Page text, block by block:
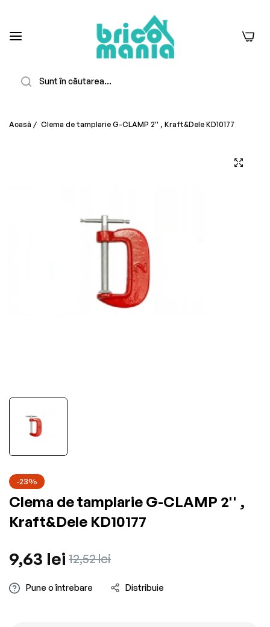
0
Acasă / Clema de tamplarie G-CLAMP 2'' , Kraft&Dele KD10177
-23%
Clema de tamplarie G-CLAMP 2'' ,
Kraft&Dele KD10177
Preț
obișnuit
9,63 lei Preț
redus
12,52 lei
Pune o întrebare Distribuie